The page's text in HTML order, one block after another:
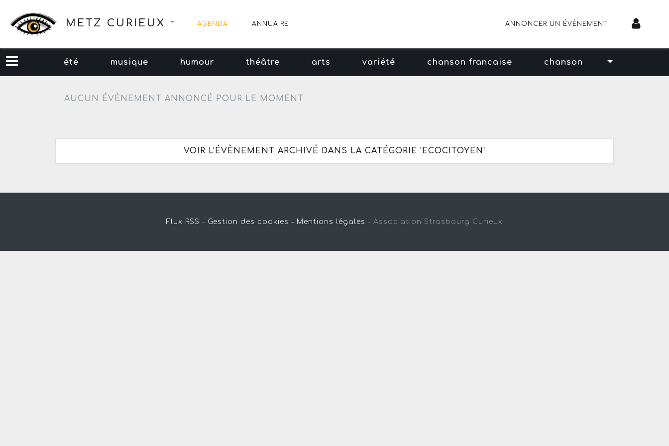
METZ CURIEUX AGENDA ANNUAIRE ANNONCER UN ÉVÈNEMENT
été musique humour théâtre arts variété chanson francaise chanson
AUCUN ÉVÈNEMENT ANNONCÉ POUR LE MOMENT
VOIR L'ÉVÈNEMENT ARCHIVÉ DANS LA CATÉGORIE 'ECOCITOYEN'
Flux RSS - Gestion des cookies - Mentions légales - Association Strasbourg Curieux